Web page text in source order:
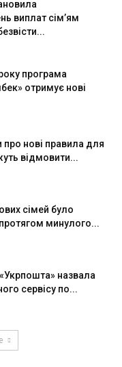
виплат сім’ям
програма
отримує нові
нові правила для
відмовити...
сімей було
минулого...
назвала
сервісу по...